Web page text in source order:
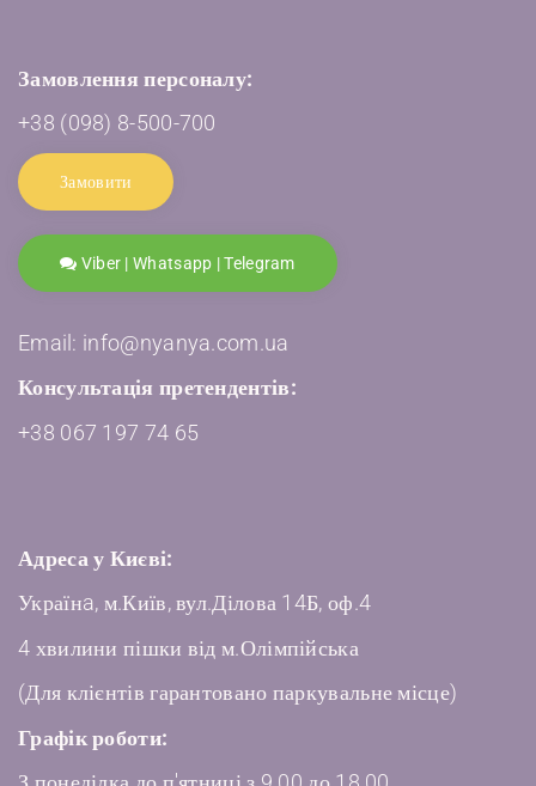
Замовлення персоналу:
+38 (098) 8-500-700
Замовити
Viber | Whatsapp | Telegram
Email: info@nyanya.com.ua
Консультація претендентів:
+38 067 197 74 65
Адреса у Києві:
Українa, м.Київ, вул.Ділова 14Б, оф.4
4 хвилини пішки від м.Олімпійська
(Для клієнтів гарантовано паркувальне місце)
Графік роботи: